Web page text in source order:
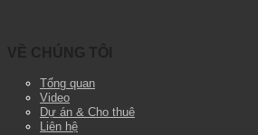
Tổng quan
Video
Dự án & Cho thuê
Liên hệ